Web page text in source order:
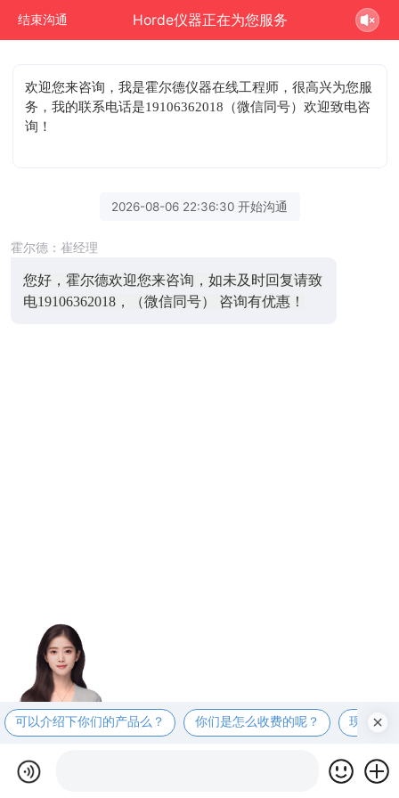
结束沟通 Horde仪器正在为您服务
欢迎您来咨询 ，我是霍尔德仪器在线工程师，很高兴为您服
务，我的联系电话是19106362018（微信同号）欢迎致电咨
询！
2026-08-06 22:36:30 开始沟通
霍尔德：崔经理
您好，霍尔德欢迎您来咨询，如未及时回复请致
电19106362018，（微信同号） 咨询有优惠！
可以介绍下你们的产品么？ 你们是怎么收费的呢？ 现在有